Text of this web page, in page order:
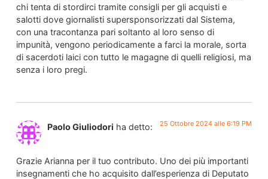
chi tenta di stordirci tramite consigli per gli acquisti e
salotti dove giornalisti supersponsorizzati dal Sistema,
con una tracontanza pari soltanto al loro senso di
impunità, vengono periodicamente a farci la morale, sorta
di sacerdoti laici con tutto le magagne di quelli religiosi, ma
senza i loro pregi.
Paolo Giuliodori ha detto: 25 Ottobre 2024 alle 6:19 PM
Grazie Arianna per il tuo contributo. Uno dei più importanti
insegnamenti che ho acquisito dall’esperienza di Deputato